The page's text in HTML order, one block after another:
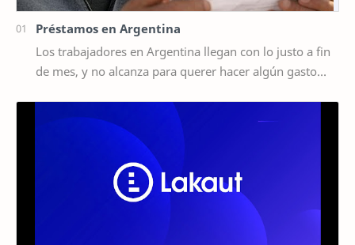
Préstamos en Argentina
Los trabajadores en Argentina llegan con lo justo a fin
de mes, y no alcanza para querer hacer algún gasto